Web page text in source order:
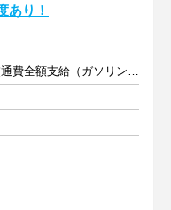
あり！
時給1035円以上 +交通費全額支給（ガソリン代も支給）